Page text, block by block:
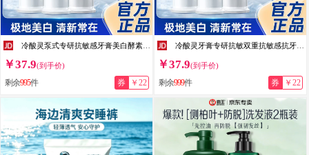
￥37.9(到手价)
剩余995件 券 ￥22
￥37.9(到手价)
剩余999件 券 ￥22